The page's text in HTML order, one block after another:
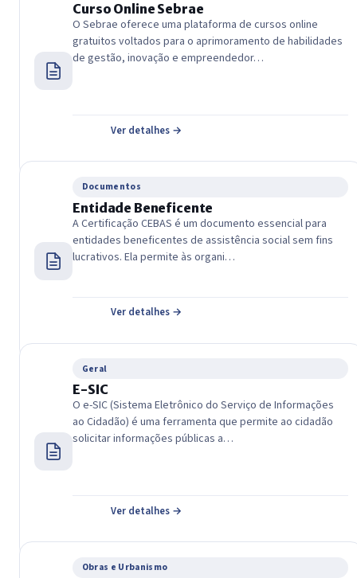
Curso Online Sebrae
O Sebrae oferece uma plataforma de cursos online
gratuitos voltados para o aprimoramento de habilidades
de gestão, inovação e empreendedor…
Ver detalhes →
Documentos
Entidade Beneficente
A Certificação CEBAS é um documento essencial para
entidades beneficentes de assistência social sem fins
lucrativos. Ela permite às organi…
Ver detalhes →
Geral
E-SIC
O e-SIC (Sistema Eletrônico do Serviço de Informações
ao Cidadão) é uma ferramenta que permite ao cidadão
solicitar informações públicas a…
Ver detalhes →
Obras e Urbanismo